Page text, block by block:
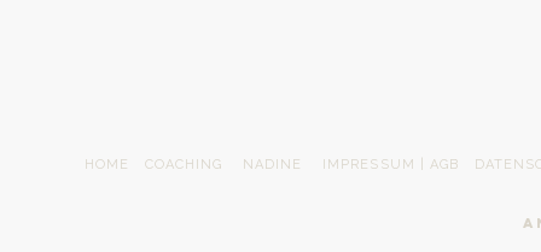
HOME COACHING NADINE IMPRESSUM | AGB